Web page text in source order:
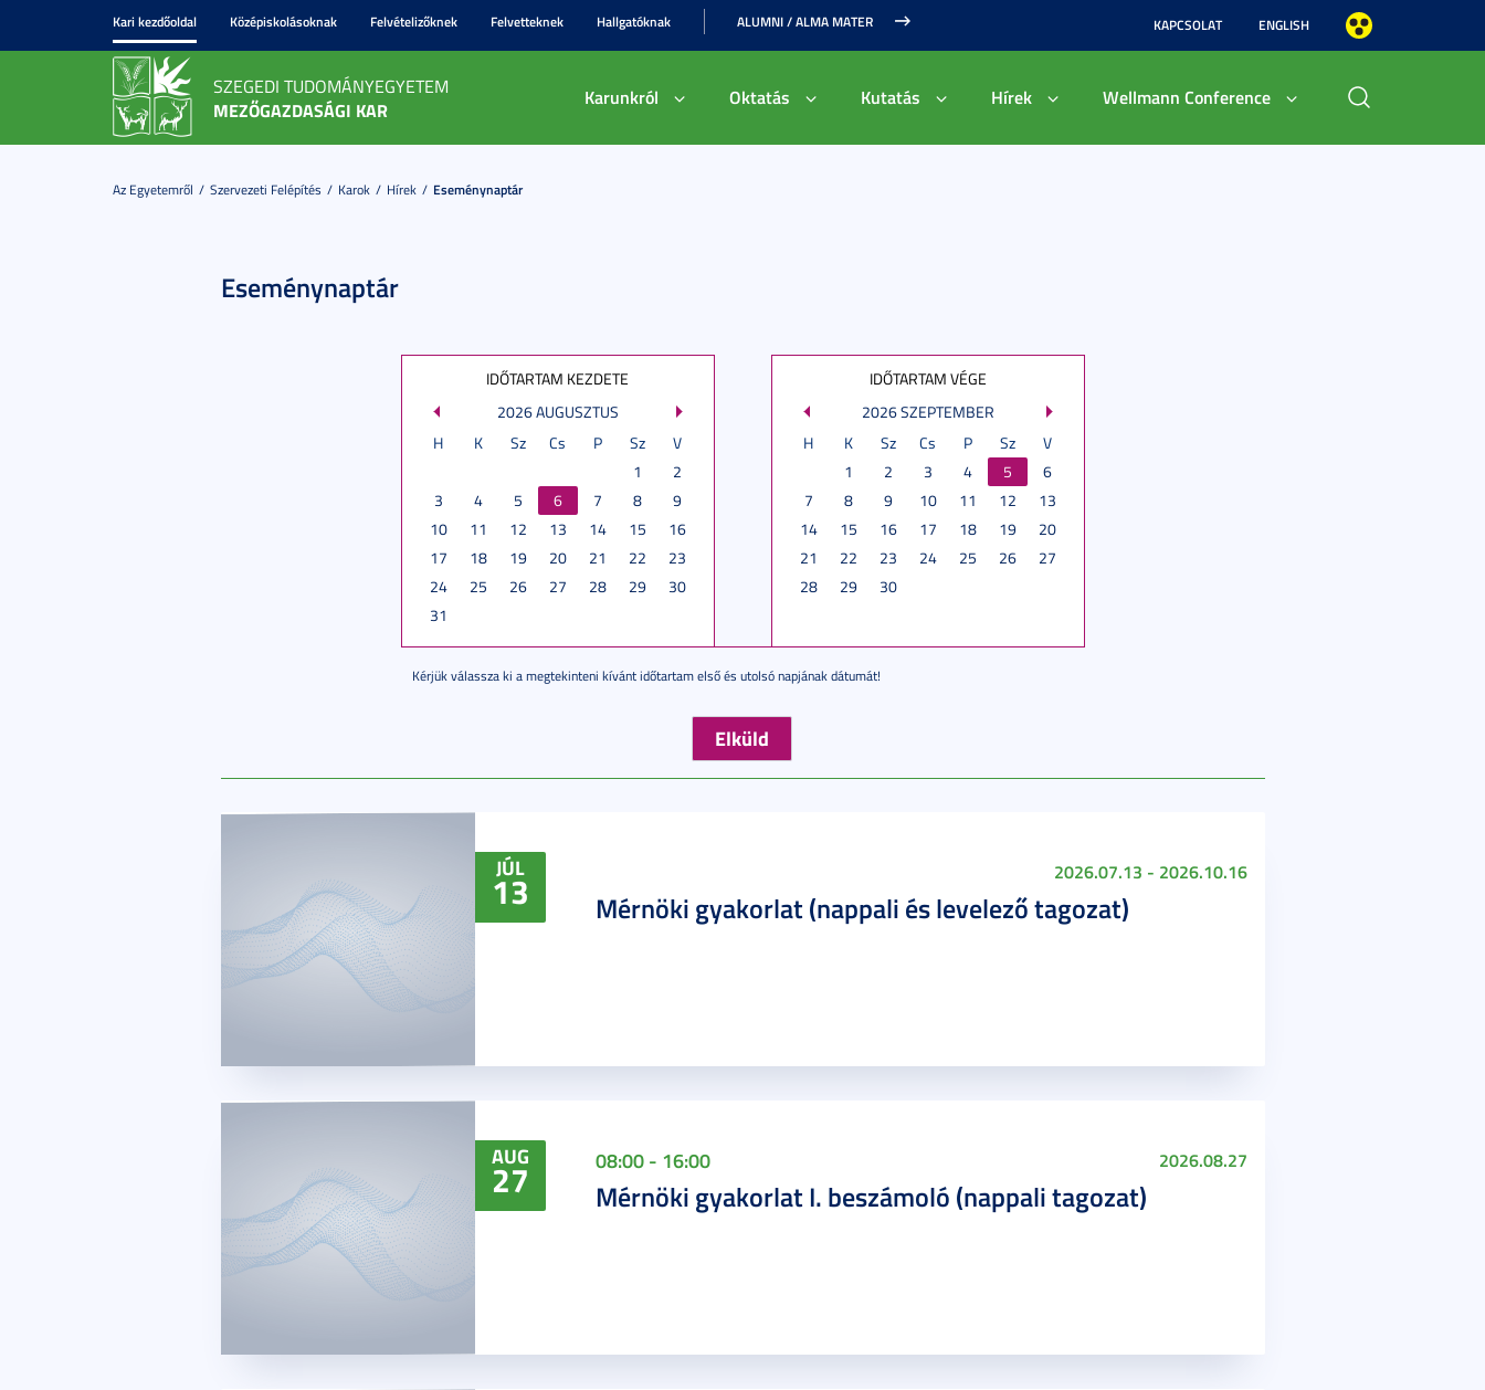
Kari kezdőoldal Középiskolásoknak Felvételizőknek Felvetteknek Hallgatóknak ALUMNI / ALMA MATER KAPCSOLAT ENGLISH
SZEGEDI TUDOMÁNYEGYETEM
MEZŐGAZDASÁGI KAR Karunkról Oktatás Kutatás Hírek Wellmann Conference
Az Egyetemről Szervezeti Felépítés Karok Hírek Eseménynaptár
Eseménynaptár
IDŐTARTAM KEZDETE
2026 AUGUSZTUS
H
K Sz Cs P Sz
V
1
2
3
4 5 6 7 8
9
10
11 12 13 14 15
16
17
18 19 20 21 22
23
24
25 26 27 28 29
30
31
IDŐTARTAM VÉGE
2026 SZEPTEMBER
H
K Sz Cs P Sz
V
1
2 3 4 5
6
7
8 9 10 11 12
13
14
15 16 17 18 19
20
21
22 23 24 25 26
27
28
29 30
Kérjük válassza ki a megtekinteni kívánt időtartam első és utolsó napjának dátumát!
JÚL
13 2026.07.13 - 2026.10.16
Mérnöki gyakorlat (nappali és levelező tagozat)
AUG
27 08:00 - 16:00 2026.08.27
Mérnöki gyakorlat I. beszámoló (nappali tagozat)